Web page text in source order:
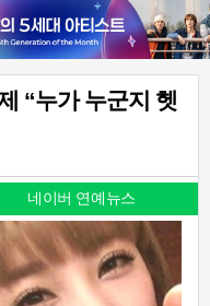
“누가 누군지 헷
네이버 연예뉴스